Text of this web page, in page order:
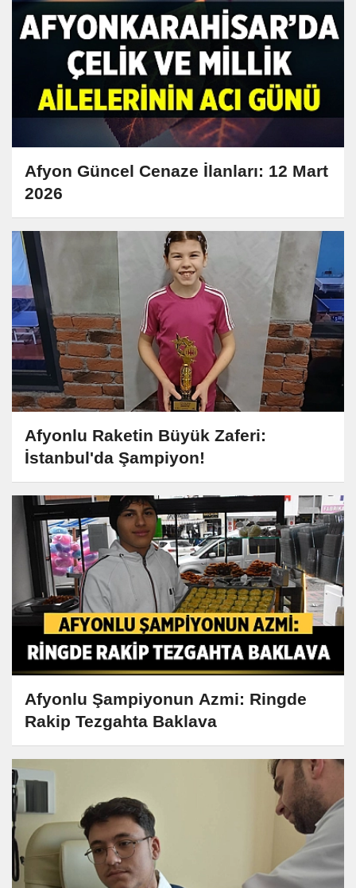
Afyon Güncel Cenaze İlanları: 12 Mart
2026
Afyonlu Raketin Büyük Zaferi:
İstanbul'da Şampiyon!
Afyonlu Şampiyonun Azmi: Ringde
Rakip Tezgahta Baklava